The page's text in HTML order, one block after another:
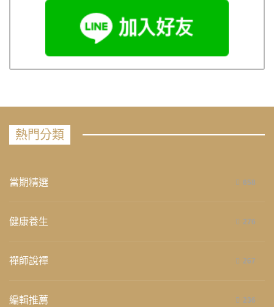
熱門分類
當期精選 658
健康養生 276
禪師說禪 267
編輯推薦 236